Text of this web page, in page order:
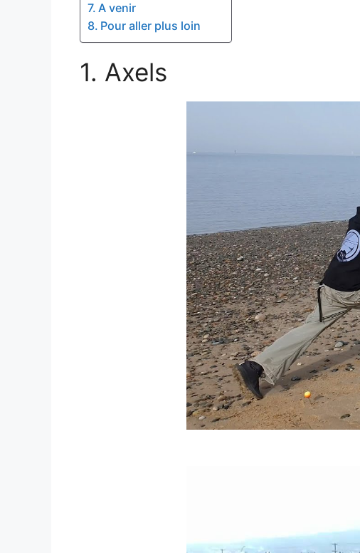
A venir
Pour aller plus loin
Axels